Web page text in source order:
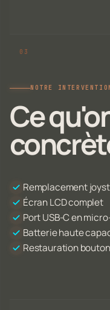
NOTRE
Ce
Remplacement
Écran LCD complet
Port USB-C en
Batterie haute
Restauration